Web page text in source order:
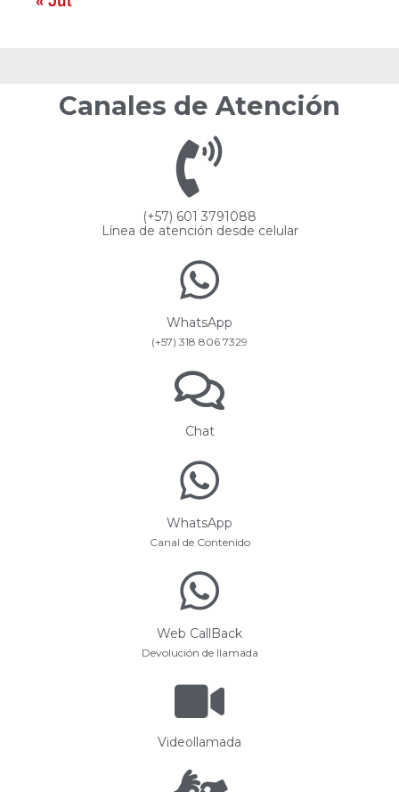
Canales de Atención
(+57) 601 3791088
Línea de atención desde celular
WhatsApp
(+57) 318 806 7329
Chat
WhatsApp
Canal de Contenido
Web CallBack
Devolución de llamada
Videollamada